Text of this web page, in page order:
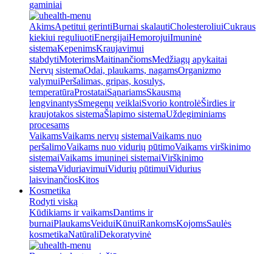
gaminiai
AkimsApetitui gerintiBurnai skalautiCholesteroliuiCukraus
kiekiui reguliuotiEnergijaiHemorojuiImuninė
sistemaKepenimsKraujavimui
stabdytiMoterimsMaitinančiomsMedžiagų apykaitai
Nervų sistemaOdai, plaukams, nagamsOrganizmo
valymuiPeršalimas, gripas, kosulys,
temperatūraProstataiSąnariamsSkausmą
lengvinantysSmegenų veiklaiSvorio kontrolėŠirdies ir
kraujotakos sistemaŠlapimo sistemaUždegiminiams
procesams
VaikamsVaikams nervų sistemaiVaikams nuo
peršalimoVaikams nuo vidurių pūtimoVaikams virškinimo
sistemaiVaikams imuninei sistemaiVirškinimo
sistemaViduriavimuiVidurių pūtimuiVidurius
laisvinančiosKitos
Kosmetika
Rodyti viską
Kūdikiams ir vaikamsDantims ir
burnaiPlaukamsVeiduiKūnuiRankomsKojomsSaulės
kosmetikaNatūraliDekoratyvinė